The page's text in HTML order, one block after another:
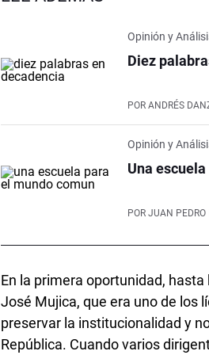
Opinión y
Diez
POR ANDRÉS
Opinión y
Una
POR JUAN PEDRO
En la primera oportunidad,
José Mujica, que era uno de los
preservar la institucionalidad y
República. Cuando varios